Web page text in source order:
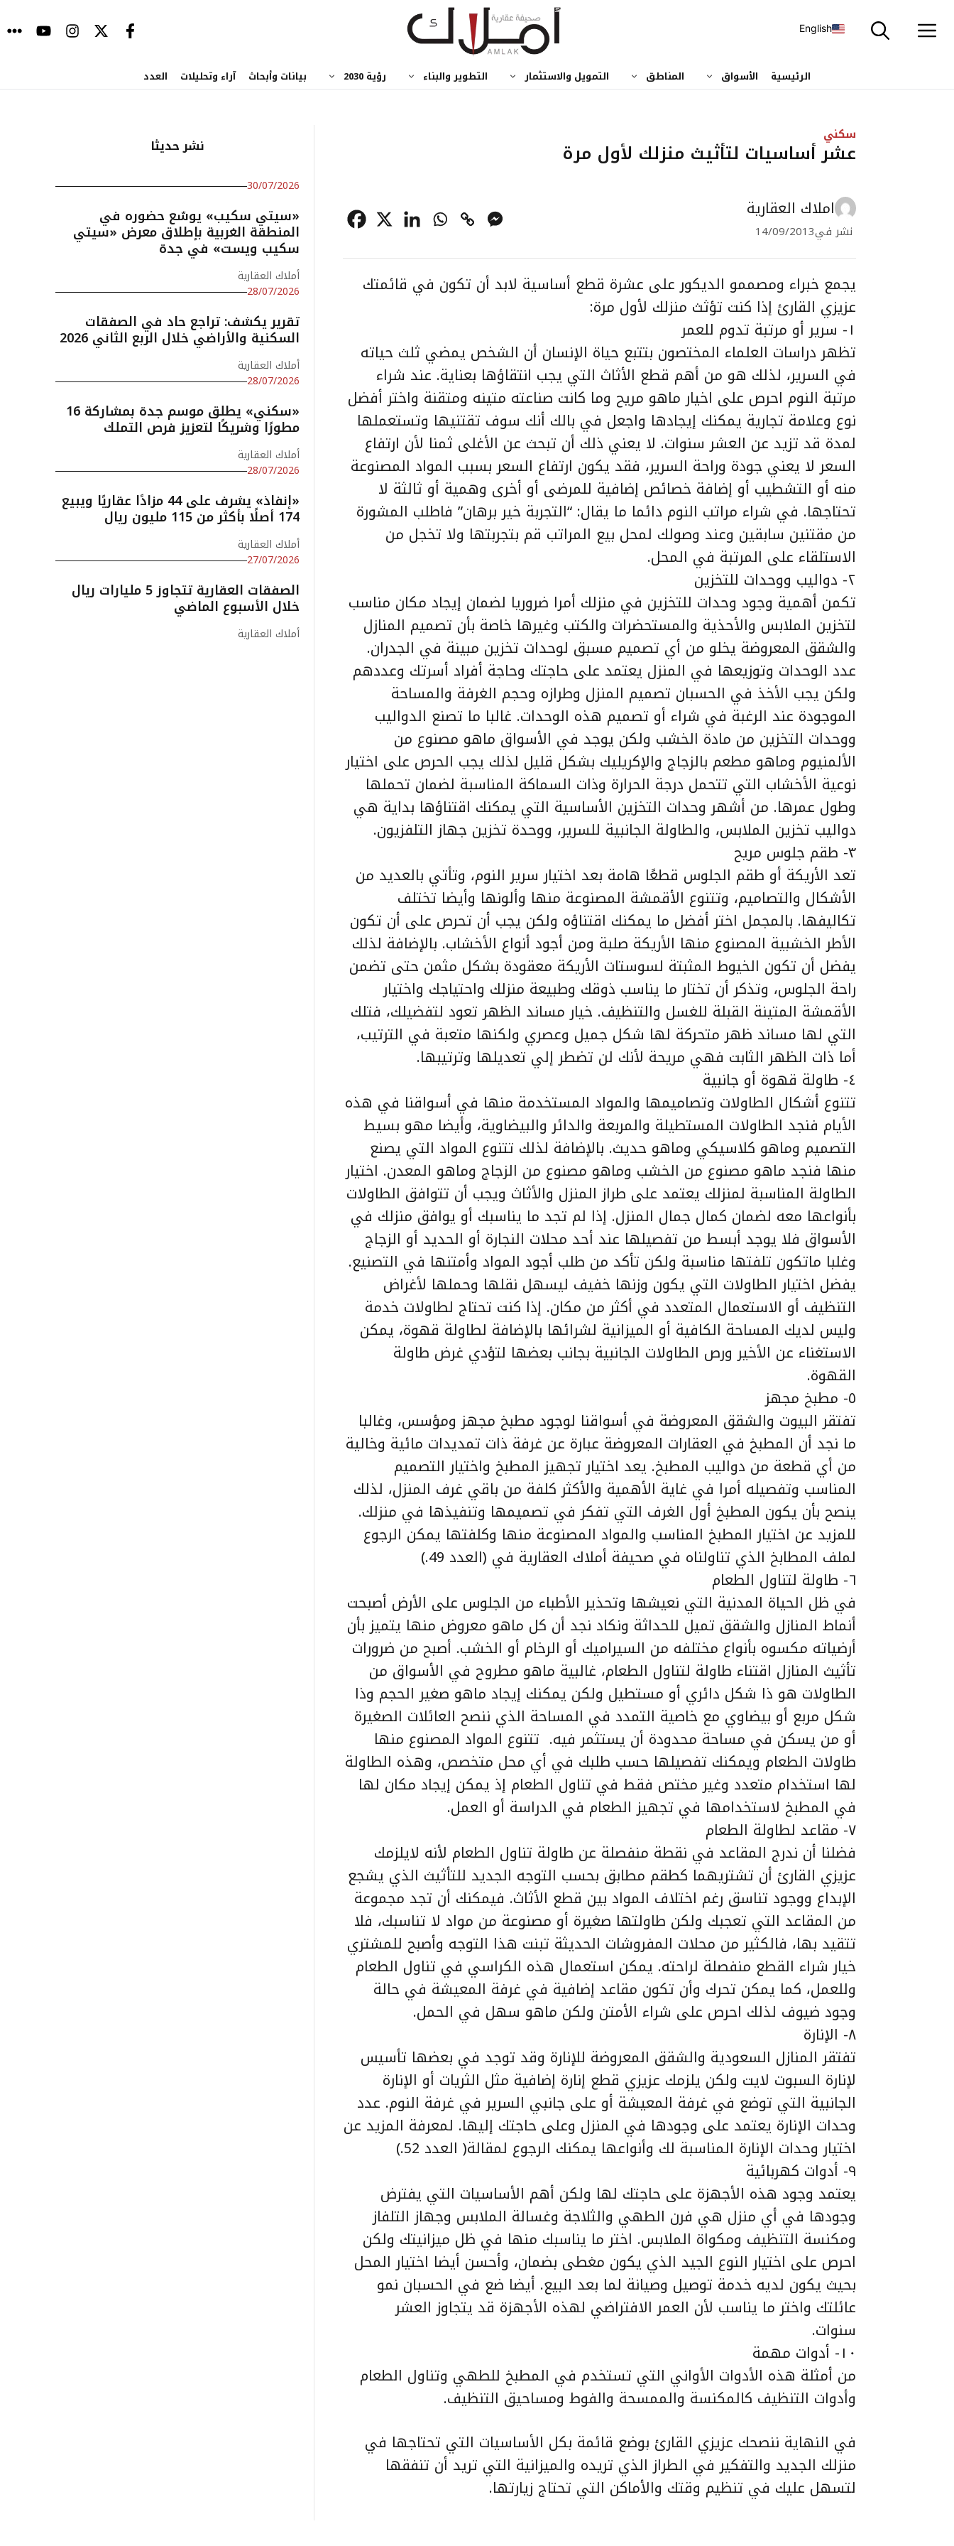
إلى
English
الرئيسية الأسواق المناطق التمويل والاستثمار التطوير والبناء رؤية 2030 بيانات وأبحاث آراء وتحليلات العدد
سكني
عشر أساسيات لتأثيث منزلك لأول مرة
املاك العقارية
نشر في14/09/2013
يجمع خبراء ومصممو الديكور على عشرة قطع أساسية لابد أن تكون في قائمتك
عزيزي القارئ إذا كنت تؤثث منزلك لأول مرة:
١- سرير أو مرتبة تدوم للعمر
تظهر دراسات العلماء المختصون بتتبع حياة الإنسان أن الشخص يمضي ثلث حياته
في السرير، لذلك هو من أهم قطع الأثاث التي يجب انتقاؤها بعناية. عند شراء
مرتبة النوم احرص على اخيار ماهو مريح وما كانت صناعته متينه ومتقنة واختر أفضل
نوع وعلامة تجارية يمكنك إيجادها واجعل في بالك أنك سوف تقتنيها وتستعملها
لمدة قد تزيد عن العشر سنوات. لا يعني ذلك أن تبحث عن الأغلى ثمنا لأن ارتفاع
السعر لا يعني جودة وراحة السرير، فقد يكون ارتفاع السعر بسبب المواد المصنوعة
منه أو التشطيب أو إضافة خصائص إضافية للمرضى أو أخرى وهمية أو ثالثة لا
تحتاجها. في شراء مراتب النوم دائما ما يقال: “التجربة خير برهان” فاطلب المشورة
من مقتنين سابقين وعند وصولك لمحل بيع المراتب قم بتجربتها ولا تخجل من
الاستلقاء على المرتبة في المحل.
٢- دواليب ووحدات للتخزين
تكمن أهمية وجود وحدات للتخزين في منزلك أمرا ضروريا لضمان إيجاد مكان مناسب
لتخزين الملابس والأحذية والمستحضرات والكتب وغيرها خاصة بأن تصميم المنازل
والشقق المعروضة يخلو من أي تصميم مسبق لوحدات تخزين مبينة في الجدران.
عدد الوحدات وتوزيعها في المنزل يعتمد على حاجتك وحاجة أفراد أسرتك وعددهم
ولكن يجب الأخذ في الحسبان تصميم المنزل وطرازه وحجم الغرفة والمساحة
الموجودة عند الرغبة في شراء أو تصميم هذه الوحدات. غالبا ما تصنع الدواليب
ووحدات التخزين من مادة الخشب ولكن يوجد في الأسواق ماهو مصنوع من
الألمنيوم وماهو مطعم بالزجاج والإكريليك بشكل قليل لذلك يجب الحرص على اختيار
نوعية الأخشاب التي تتحمل درجة الحرارة وذات السماكة المناسبة لضمان تحملها
وطول عمرها. من أشهر وحدات التخزين الأساسية التي يمكنك اقتناؤها بداية هي
دواليب تخزين الملابس، والطاولة الجانبية للسرير، ووحدة تخزين جهاز التلفزيون.
٣- طقم جلوس مريح
تعد الأريكة أو طقم الجلوس قطعًا هامة بعد اختيار سرير النوم، وتأتي بالعديد من
الأشكال والتصاميم، وتتنوع الأقمشة المصنوعة منها وألونها وأيضا تختلف
تكاليفها. بالمجمل اختر أفضل ما يمكنك اقتناؤه ولكن يجب أن تحرص على أن تكون
الأطر الخشبية المصنوع منها الأريكة صلبة ومن أجود أنواع الأخشاب. بالإضافة لذلك
يفضل أن تكون الخيوط المثبتة لسوستات الأريكة معقودة بشكل مثمن حتى تضمن
راحة الجلوس، وتذكر أن تختار ما يناسب ذوقك وطبيعة منزلك واحتياجك واختيار
الأقمشة المتينة القبلة للغسل والتنظيف. خيار مساند الظهر تعود لتفضيلك، فتلك
التي لها مساند ظهر متحركة لها شكل جميل وعصري ولكنها متعبة في الترتيب،
أما ذات الظهر الثابت فهي مريحة لأنك لن تضطر إلي تعديلها وترتيبها.
٤- طاولة قهوة أو جانبية
تتنوع أشكال الطاولات وتصاميمها والمواد المستخدمة منها في أسواقنا في هذه
الأيام فنجد الطاولات المستطيلة والمربعة والدائر والبيضاوية، وأيضا مهو بسيط
التصميم وماهو كلاسيكي وماهو حديث. بالإضافة لذلك تتنوع المواد التي يصنع
منها فنجد ماهو مصنوع من الخشب وماهو مصنوع من الزجاج وماهو المعدن. اختيار
الطاولة المناسبة لمنزلك يعتمد على طراز المنزل والأثاث ويجب أن تتوافق الطاولات
بأنواعها معه لضمان كمال جمال المنزل. إذا لم تجد ما يناسبك أو يوافق منزلك في
الأسواق فلا يوجد أبسط من تفصيلها عند أحد محلات النجارة أو الحديد أو الزجاج
وغلبا ماتكون تلفتها مناسبة ولكن تأكد من طلب أجود المواد وأمتنها في التصنيع.
يفضل اختيار الطاولات التي يكون وزنها خفيف ليسهل نقلها وحملها لأغراض
التنظيف أو الاستعمال المتعدد في أكثر من مكان. إذا كنت تحتاج لطاولات خدمة
وليس لديك المساحة الكافية أو الميزانية لشرائها بالإضافة لطاولة قهوة، يمكن
الاستغناء عن الأخير ورص الطاولات الجانبية بجانب بعضها لتؤدي غرض طاولة
القهوة.
٥- مطبخ مجهز
تفتقر البيوت والشقق المعروضة في أسواقنا لوجود مطبخ مجهز ومؤسس، وغالبا
ما نجد أن المطبخ في العقارات المعروضة عبارة عن غرفة ذات تمديدات مائية وخالية
من أي قطعة من دواليب المطبخ. يعد اختيار تجهيز المطبخ واختيار التصميم
المناسب وتفصيله أمرا في غاية الأهمية والأكثر كلفة من باقي غرف المنزل، لذلك
ينصح بأن يكون المطبخ أول الغرف التي تفكر في تصميمها وتنفيذها في منزلك.
للمزيد عن اختيار المطبخ المناسب والمواد المصنوعة منها وكلفتها يمكن الرجوع
لملف المطابخ الذي تناولناه في صحيفة أملاك العقارية في (العدد 49.)
٦- طاولة لتناول الطعام
في ظل الحياة المدنية التي نعيشها وتحذير الأطباء من الجلوس على الأرض أصبحت
أنماط المنازل والشقق تميل للحداثة ونكاد نجد أن كل ماهو معروض منها يتميز بأن
أرضياته مكسوه بأنواع مختلفه من السيراميك أو الرخام أو الخشب. أصبح من ضرورات
تأثيث المنازل اقتناء طاولة لتناول الطعام، غالبية ماهو مطروح في الأسواق من
الطاولات هو ذا شكل دائري أو مستطيل ولكن يمكنك إيجاد ماهو صغير الحجم وذا
شكل مربع أو بيضاوي مع خاصية التمدد في المساحة الذي ننصح العائلات الصغيرة
أو من يسكن في مساحة محدودة أن يستثمر فيه. تتنوع المواد المصنوع منها
طاولات الطعام ويمكنك تفصيلها حسب طلبك في أي محل متخصص، وهذه الطاولة
لها استخدام متعدد وغير مختص فقط في تناول الطعام إذ يمكن إيجاد مكان لها
في المطبخ لاستخدامها في تجهيز الطعام في الدراسة أو العمل.
٧- مقاعد لطاولة الطعام
فضلنا أن ندرج المقاعد في نقطة منفصلة عن طاولة تناول الطعام لأنه لايلزمك
عزيزي القارئ أن تشتريهما كطقم مطابق بحسب التوجه الجديد للتأثيث الذي يشجع
الإبداع ووجود تناسق رغم اختلاف المواد بين قطع الأثاث. فيمكنك أن تجد مجموعة
من المقاعد التي تعجبك ولكن طاولتها صغيرة أو مصنوعة من مواد لا تناسبك، فلا
تتقيد بها، فالكثير من محلات المفروشات الحديثة تبنت هذا التوجه وأصبح للمشتري
خيار شراء القطع منفصلة لراحته. يمكن استعمال هذه الكراسي في تناول الطعام
وللعمل، كما يمكن تحرك وأن تكون مقاعد إضافية في غرفة المعيشة في حالة
وجود ضيوف لذلك احرص على شراء الأمتن ولكن ماهو سهل في الحمل.
٨- الإنارة
تفتقر المنازل السعودية والشقق المعروضة للإنارة وقد توجد في بعضها تأسيس
لإنارة السبوت لايت ولكن يلزمك عزيزي قطع إنارة إضافية مثل الثريات أو الإنارة
الجانبية التي توضع في غرفة المعيشة أو على جانبي السرير في غرفة النوم. عدد
وحدات الإنارة يعتمد على وجودها في المنزل وعلى حاجتك إليها. لمعرفة المزيد عن
اختيار وحدات الإنارة المناسبة لك وأنواعها يمكنك الرجوع لمقالة( العدد 52.)
٩- أدوات كهربائية
يعتمد وجود هذه الأجهزة على حاجتك لها ولكن أهم الأساسيات التي يفترض
وجودها في أي منزل هي فرن الطهي والثلاجة وغسالة الملابس وجهاز التلفاز
ومكنسة التنظيف ومكواة الملابس. اختر ما يناسبك منها في ظل ميزانيتك ولكن
احرص على اختيار النوع الجيد الذي يكون مغطى بضمان، وأحسن أيضا اختيار المحل
بحيث يكون لديه خدمة توصيل وصيانة لما بعد البيع. أيضا ضع في الحسبان نمو
عائلتك واختر ما يناسب لأن العمر الافتراضي لهذه الأجهزة قد يتجاوز العشر
سنوات.
١٠- أدوات مهمة
من أمثلة هذه الأدوات الأواني التي تستخدم في المطبخ للطهي وتناول الطعام
وأدوات التنظيف كالمكنسة والممسحة والفوط ومساحيق التنظيف.
في النهاية ننصحك عزيزي القارئ بوضع قائمة بكل الأساسيات التي تحتاجها في
منزلك الجديد والتفكير في الطراز الذي تريده والميزانية التي تريد أن تنفقها
لتسهل عليك في تنظيم وقتك والأماكن التي تحتاج زيارتها.
نشر حديثا
30/07/2026
«سيتي سكيب» يوسّع حضوره في
المنطقة الغربية بإطلاق معرض «سيتي
سكيب ويست» في جدة
أملاك العقارية
28/07/2026
تقرير يكشف: تراجع حاد في الصفقات
السكنية والأراضي خلال الربع الثاني 2026
أملاك العقارية
28/07/2026
«سكني» يطلق موسم جدة بمشاركة 16
مطورًا وشريكًا لتعزيز فرص التملك
أملاك العقارية
28/07/2026
«إنفاذ» يشرف على 44 مزادًا عقاريًا ويبيع
174 أصلًا بأكثر من 115 مليون ريال
أملاك العقارية
27/07/2026
الصفقات العقارية تتجاوز 5 مليارات ريال
خلال الأسبوع الماضي
أملاك العقارية